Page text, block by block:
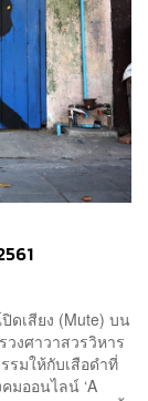
เสียง (Mute) บน
งศาวาสวรวิหาร
รมให้กับเสือดำที่
มออนไลน์ ‘A